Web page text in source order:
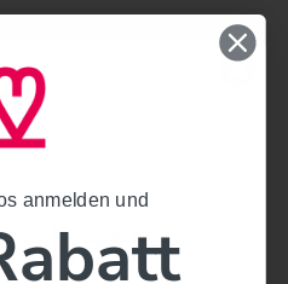
anmelden und
anmelden und